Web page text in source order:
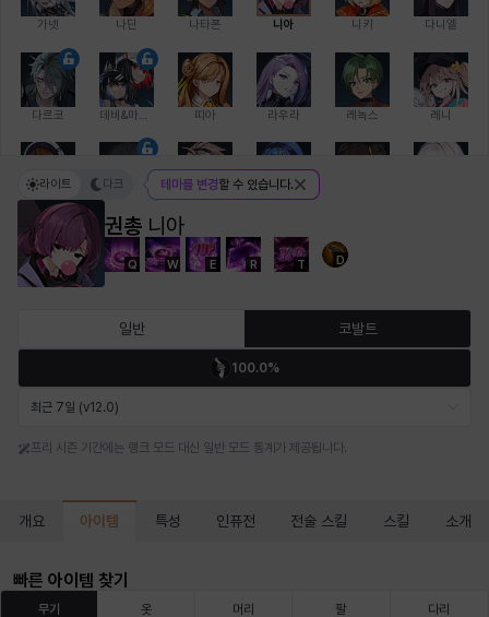
가넷 나딘 나타폰 니아 니키 다니엘
다르코 띠아 라우라 레녹스 레니
레온 루크 르노어
바바라 버니스 블레어 비앙카 비형 샬럿
권총 니아
Q W E R T D
라이트 다크 테마를 변경할 수 있습니다.
일반 코발트
100.0%
최근 7일 (v12.0)
프리 시즌 기간에는 랭크 모드 대신 일반 모드 통계가 제공됩니다.
개요 아이템 특성 인퓨전 전술 스킬 스킬 소개
빠른 아이템 찾기
무기 옷 머리 팔 다리